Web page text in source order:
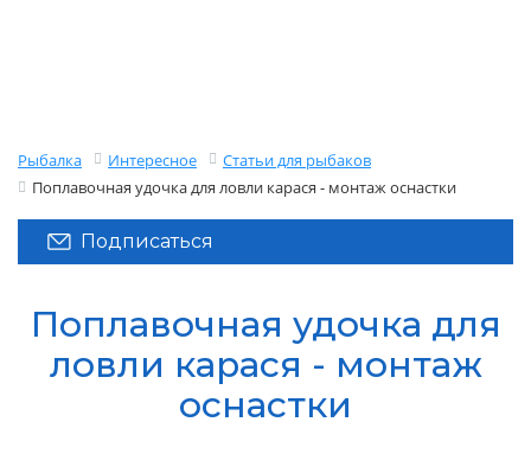
Рыбалка Интересное
Статьи для рыбаков
Поплавочная удочка для ловли карася - монтаж оснастки
Подписаться
Поплавочная удочка для
ловли карася - монтаж
оснастки